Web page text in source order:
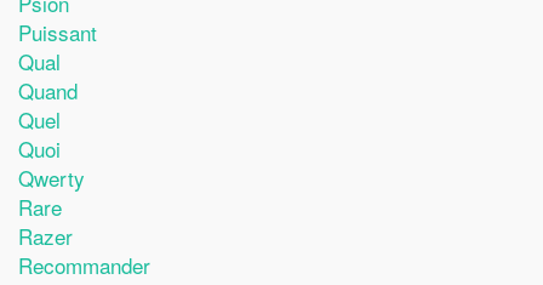
Puissant
Qual
Quand
Quel
Quoi
Qwerty
Rare
Razer
Recommander